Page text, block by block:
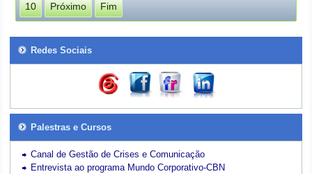
10
Próximo Fim
Redes Sociais
Palestras e Cursos
Canal de Gestão de Crises e Comunicação
Entrevista ao programa Mundo Corporativo-CBN